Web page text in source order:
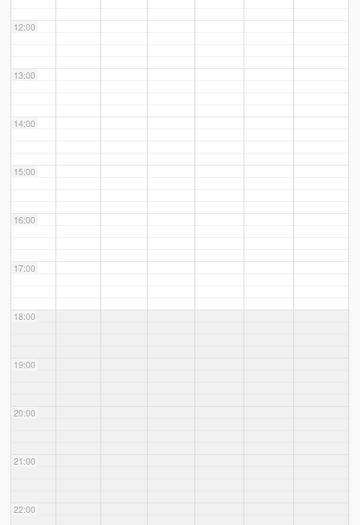
12:00
13:00
14:00
15:00
16:00
17:00
18:00
19:00
20:00
21:00
22:00